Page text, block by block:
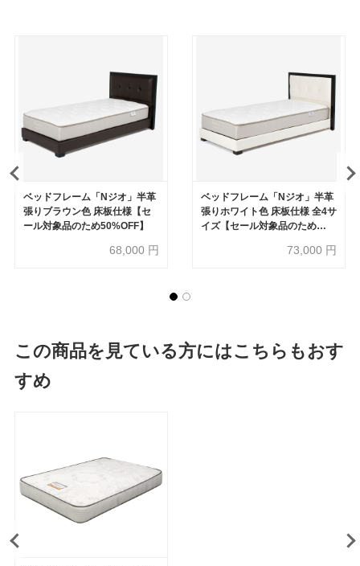
ベッドフレーム「Nジオ」半革
張りブラウン色 床板仕様【セ
ール対象品のため50%OFF】
68,000 円
ベッドフレーム「Nジオ」半革
張りホワイト色 床板仕様 全4サ
イズ【セール対象品のため
73,000 円
この商品を見ている方にはこちらもおす
すめ